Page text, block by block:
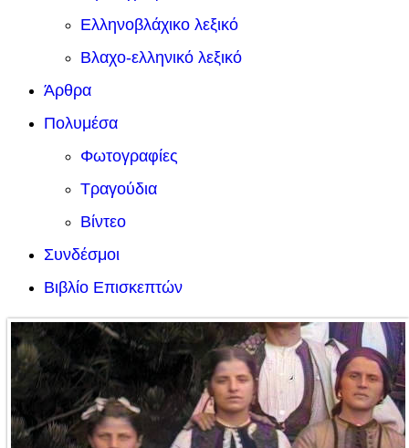
Ελληνοβλάχικο λεξικό
Βλαχο-ελληνικό λεξικό
Άρθρα
Πολυμέσα
Φωτογραφίες
Τραγούδια
Βίντεο
Συνδέσμοι
Βιβλίο Επισκεπτών